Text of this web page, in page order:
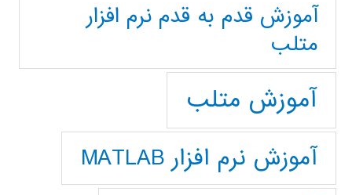
آموزش قدم به قدم نرم افزار
متلب
آموزش متلب
آموزش نرم افزار MATLAB